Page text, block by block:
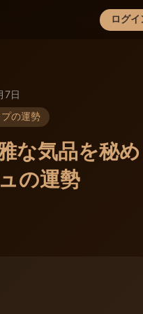
ログイ
×
7日
の運勢
な気品を秘め
の運勢